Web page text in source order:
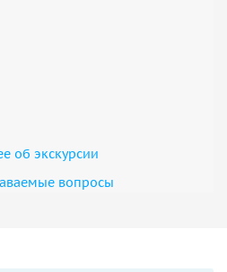
об экскурсии
вопросы